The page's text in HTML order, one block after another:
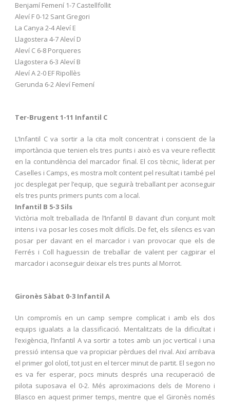
Benjamí Femení 1-7 Castellfollit
Aleví F 0-12 Sant Gregori
La Canya 2-4 Aleví E
Llagostera 4-7 Aleví D
Aleví C 6-8 Porqueres
Llagostera 6-3 Aleví B
Aleví A 2-0 EF Ripollès
Gerunda 6-2 Aleví Femení
Ter-Brugent 1-11 Infantil C
L’Infantil C va sortir a la cita molt concentrat i conscient de la
importància que tenien els tres punts i això es va veure reflectit
en la contundència del marcador final. El cos tècnic, liderat per
Caselles i Camps, es mostra molt content pel resultat i també pel
joc desplegat per l’equip, que seguirà treballant per aconseguir
els tres punts primers punts com a local.
Infantil B 5-3 Sils
Victòria molt treballada de l’Infantil B davant d’un conjunt molt
intens i va posar les coses molt difícils. De fet, els silencs es van
posar per davant en el marcador i van provocar que els de
Ferrés i Coll haguessin de treballar de valent per cagpirar el
marcador i aconseguir deixar els tres punts al Morrot.
Gironès Sàbat 0-3 Infantil A
Un compromís en un camp sempre complicat i amb els dos
equips igualats a la classificació. Mentalitzats de la dificultat i
l’exigència, l’Infantil A va sortir a totes amb un joc vertical i una
pressió intensa que va propiciar pèrdues del rival. Així arribava
el primer gol olotí, tot just en el tercer minut de partit. El segon no
es va fer esperar, pocs minuts després una recuperació de
pilota suposava el 0-2. Més aproximacions dels de Moreno i
Blasco en aquest primer temps, mentre que el Gironès només